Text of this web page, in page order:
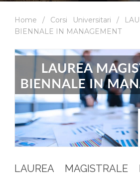
Home / Corsi Universitari /
BIENNALE IN MANAGEMENT
LAUREA MAGISTRALE